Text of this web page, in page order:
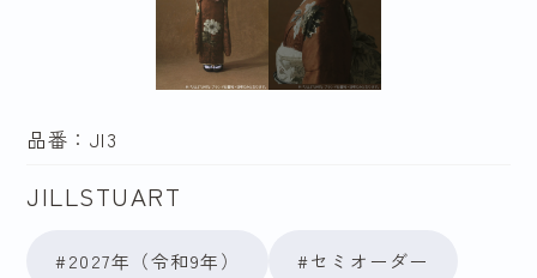
品番：JI3
JILLSTUART
#2027年（令和9年） #セミオーダー